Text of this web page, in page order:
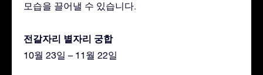
모습을 끌어낼 수 있습니다.
전갈자리 별자리 궁합
10월 23일 – 11월 22일